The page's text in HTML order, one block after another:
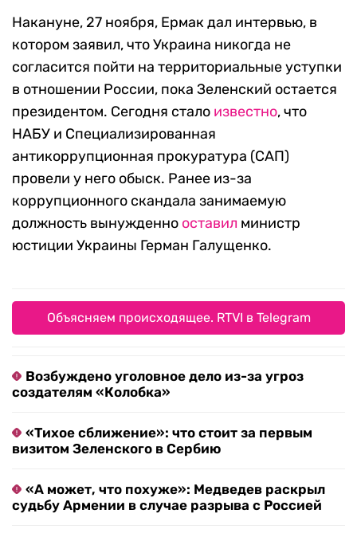
Накануне, 27 ноября, Ермак дал интервью, в
котором заявил, что Украина никогда не
согласится пойти на территориальные уступки
в отношении России, пока Зеленский остается
президентом. Сегодня стало известно, что
НАБУ и Специализированная
антикоррупционная прокуратура (САП)
провели у него обыск. Ранее из-за
коррупционного скандала занимаемую
должность вынужденно оставил министр
юстиции Украины Герман Галущенко.
Объясняем происходящее. RTVI в Telegram
Возбуждено уголовное дело из-за угроз
создателям «Колобка»
«Тихое сближение»: что стоит за первым
визитом Зеленского в Сербию
«А может, что похуже»: Медведев раскрыл
судьбу Армении в случае разрыва с Россией